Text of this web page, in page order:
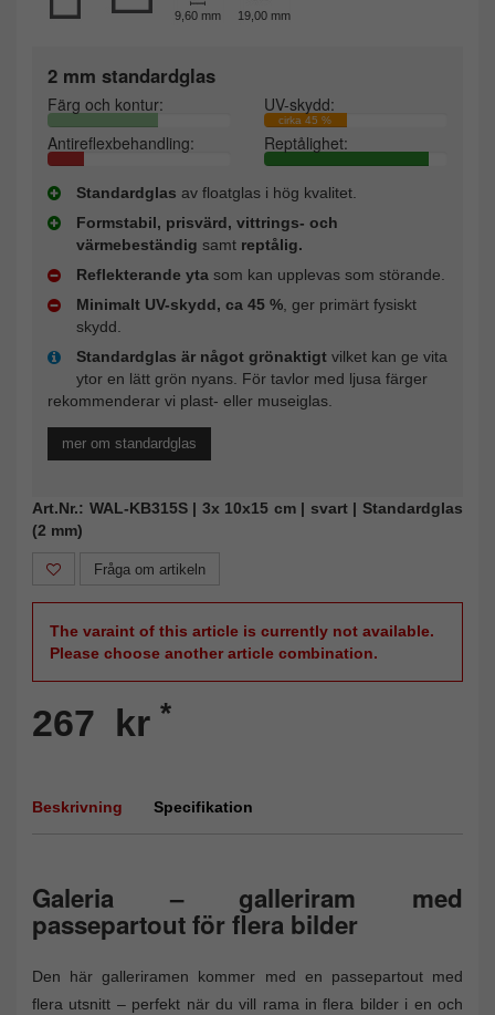
9,60 mm 19,00 mm
2 mm standardglas
Färg och kontur: UV-skydd:
cirka 45 %
Antireflexbehandling: Reptålighet:
Standardglas av floatglas i hög kvalitet.
Formstabil, prisvärd, vittrings- och
värmebeständig samt reptålig.
Reflekterande yta som kan upplevas som störande.
Minimalt UV-skydd, ca 45 %, ger primärt fysiskt
skydd.
Standardglas är något grönaktigt vilket kan ge vita
ytor en lätt grön nyans. För tavlor med ljusa färger
rekommenderar vi plast- eller museiglas.
mer om standardglas
Art.Nr.: WAL-KB315S | 3x 10x15 cm | svart | Standardglas
(2 mm)
Fråga om artikeln
The varaint of this article is currently not available.
Please choose another article combination.
267 kr *
Beskrivning Specifikation
Galeria – galleriram med
passepartout för flera bilder
Den här galleriramen kommer med en passepartout med
flera utsnitt – perfekt när du vill rama in flera bilder i en och